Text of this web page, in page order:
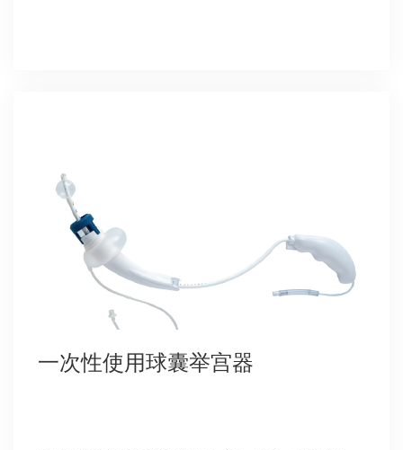
一次性使用球囊举宫器